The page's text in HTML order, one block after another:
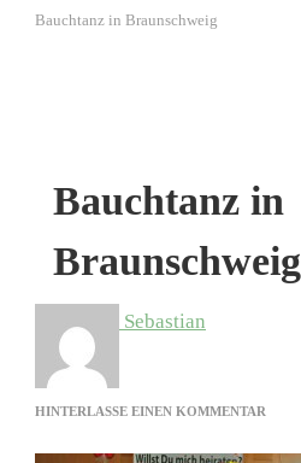
Bauchtanz in Braunschweig
Bauchtanz in
Braunschweig
Sebastian
HINTERLASSE EINEN KOMMENTAR
IN